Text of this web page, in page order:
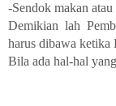
-Sendok makan atau
Demikian lah
harus dibawa ketika
Bila ada hal-hal